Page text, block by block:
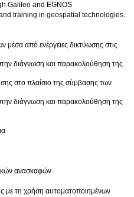
Galileo and EGNOS
training in geospatial technologies.
από ενέργειες δικτύωσης στις
διάγνωση και παρακολούθηση της
στo πλαίσιο της σύμβασης των
διάγνωση και παρακολούθηση της
ανασκαφών
με τη χρήση αυτοματοποιημένων